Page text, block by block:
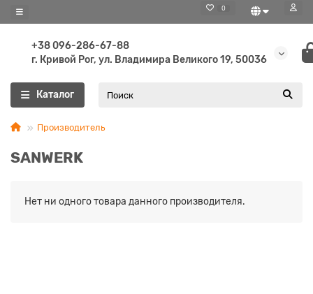
0
+38 096-286-67-88
г. Кривой Рог, ул. Владимира Великого 19, 50036
Каталог
Производитель
SANWERK
Нет ни одного товара данного производителя.